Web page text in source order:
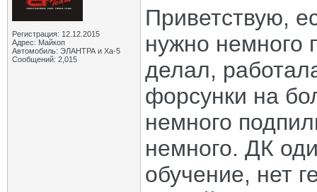
Регистрация: 12.12.2015
Адрес: Майкоп
Автомобиль: ЭЛАНТРА и Ха-5
Сообщений: 2,015
Приветствую,
нужно немного
делал,
форсунки на
немного
немного. ДК
обучение, нет